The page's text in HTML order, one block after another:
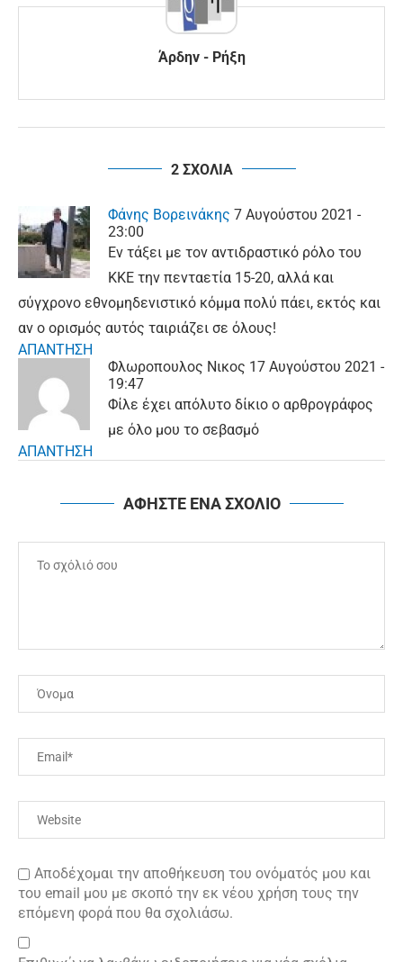
Άρδην - Ρήξη
2 ΣΧΟΛΙΑ
Φάνης Βορεινάκης 7 Αυγούστου 2021 -
23:00
Εν τάξει με τον αντιδραστικό ρόλο του
ΚΚΕ την πενταετία 15-20, αλλά και
σύγχρονο εθνομηδενιστικό κόμμα πολύ πάει, εκτός και
αν ο ορισμός αυτός ταιριάζει σε όλους!
ΑΠΑΝΤΗΣΗ
Φλωροπουλος Νικος 17 Αυγούστου 2021 -
19:47
Φίλε έχει απόλυτο δίκιο ο αρθρογράφος
με όλο μου το σεβασμό
ΑΠΑΝΤΗΣΗ
ΑΦΗΣΤΕ ΕΝΑ ΣΧΟΛΙΟ
Αποδέχομαι την αποθήκευση του ονόματός μου και
του email μου με σκοπό την εκ νέου χρήση τους την
επόμενη φορά που θα σχολιάσω.